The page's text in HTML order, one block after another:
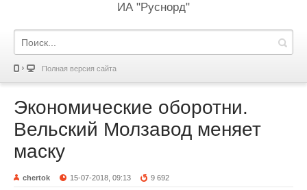
ИА "Руснорд"
Полная версия сайта
Экономические оборотни.
Вельский Молзавод меняет
маску
chertok 15-07-2018, 09:13 9 692